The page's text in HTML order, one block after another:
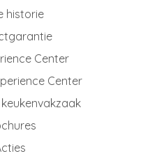
historie
Center
Center